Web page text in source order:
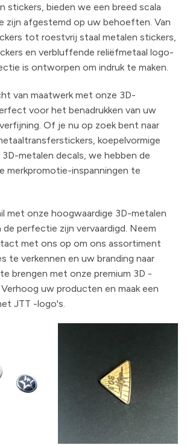
stickers, bieden we een breed scala
zijn afgestemd op uw behoeften. Van
tot roestvrij staal metalen stickers,
en verbluffende reliëfmetaal logo-
is ontworpen om indruk te maken.
van maatwerk met onze 3D-
voor het benadrukken van uw
Of je nu op zoek bent naar
koepelvormige
metalen decals, we hebben de
merkpromotie-inspanningen te
met onze hoogwaardige 3D-metalen
perfectie zijn vervaardigd. Neem
met ons op om ons assortiment
te verkennen en uw branding naar
brengen met onze premium 3D -
uw producten en maak een
JTT -logo's.